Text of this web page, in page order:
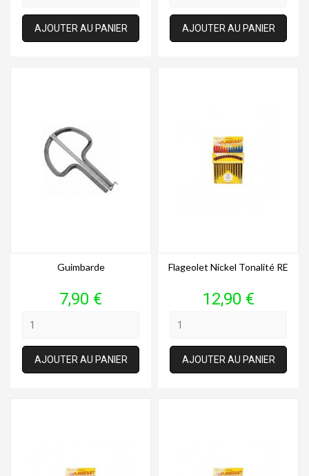
AJOUTER AU PANIER AJOUTER AU PANIER
Guimbarde
Prix
7,90 €
AJOUTER AU PANIER
Flageolet Nickel Tonalité RE
Prix
12,90 €
AJOUTER AU PANIER